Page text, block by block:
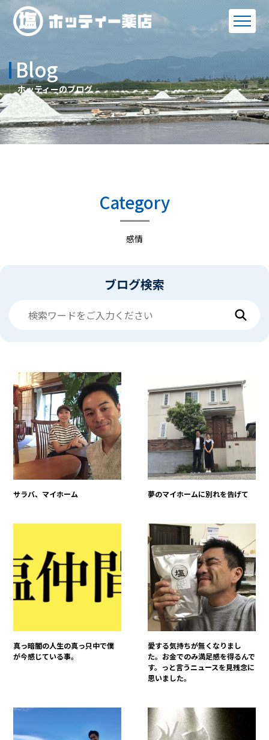
Blog
ホッティーのブログ
Category
感情
ブログ検索
サラバ、マイホーム 夢のマイホームに別れを告げて
真っ暗闇の人生の真っ只中で僕
が今感じている事。
愛する気持ちが無くなりまし
た。お金でのみ満足感を得るんで
す。っと言うニュースを見残念に
思いました。